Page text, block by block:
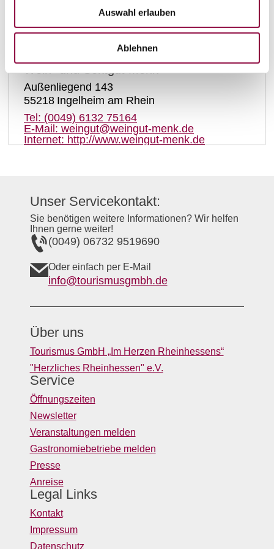
Auswahl erlauben
Ablehnen
auf Karte anzeigen
Kontaktinformationen:
Außenliegend 143
55218 Ingelheim am Rhein
Tel: (0049) 6132 75164
E-Mail: weingut@weingut-menk.de
Internet: http://www.weingut-menk.de
Unser Servicekontakt:
Sie benötigen weitere Informationen? Wir helfen
Ihnen gerne weiter!
(0049) 06732 9519690
Oder einfach per E-Mail
info@tourismusgmbh.de
Über uns
Tourismus GmbH „Im Herzen Rheinhessens“
"Herzliches Rheinhessen" e.V.
Service
Öffnungszeiten
Newsletter
Veranstaltungen melden
Gastronomiebetriebe melden
Presse
Anreise
Legal Links
Kontakt
Impressum
Datenschutz